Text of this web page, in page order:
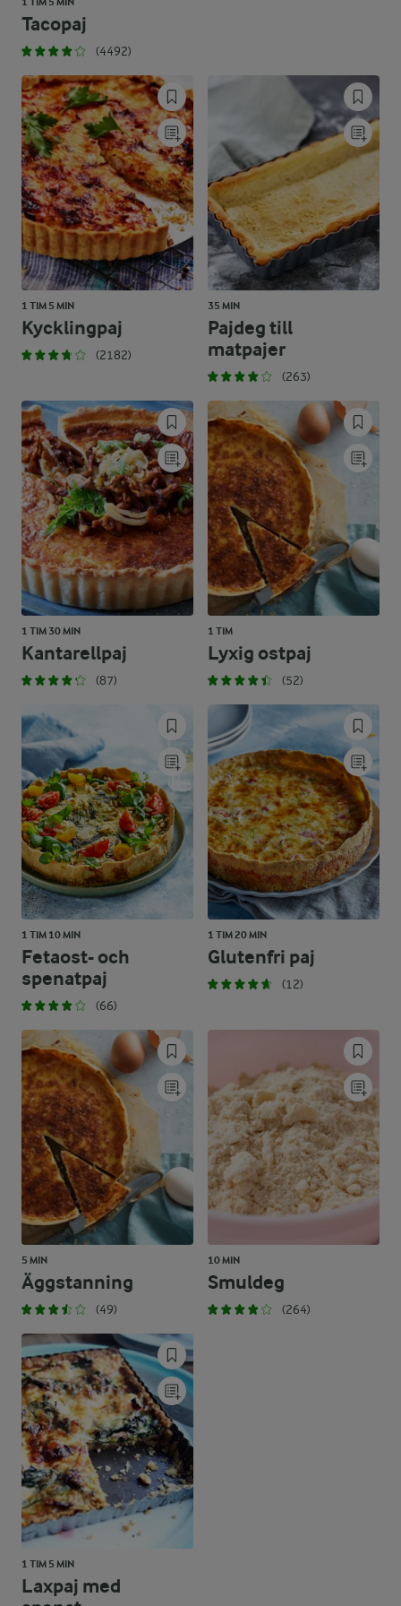
Tacopaj
(4492)
1 TIM 5 MIN
Kycklingpaj
(2182)
35 MIN
Pajdeg till
matpajer
(263)
1 TIM 30 MIN
Kantarellpaj
(87)
1 TIM
Lyxig ostpaj
(52)
1 TIM 10 MIN
Fetaost- och
spenatpaj
(66)
1 TIM 20 MIN
Glutenfri paj
(12)
5 MIN
Äggstanning
(49)
10 MIN
Smuldeg
(264)
1 TIM 5 MIN
Laxpaj med